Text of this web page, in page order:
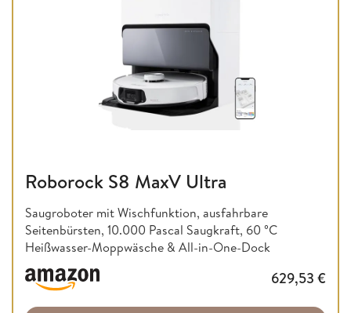
Roborock S8 MaxV Ultra
Saugroboter mit Wischfunktion, ausfahrbare
Seitenbürsten, 10.000 Pascal Saugkraft, 60 °C
Heißwasser-Moppwäsche & All-in-One-Dock
629,53 €